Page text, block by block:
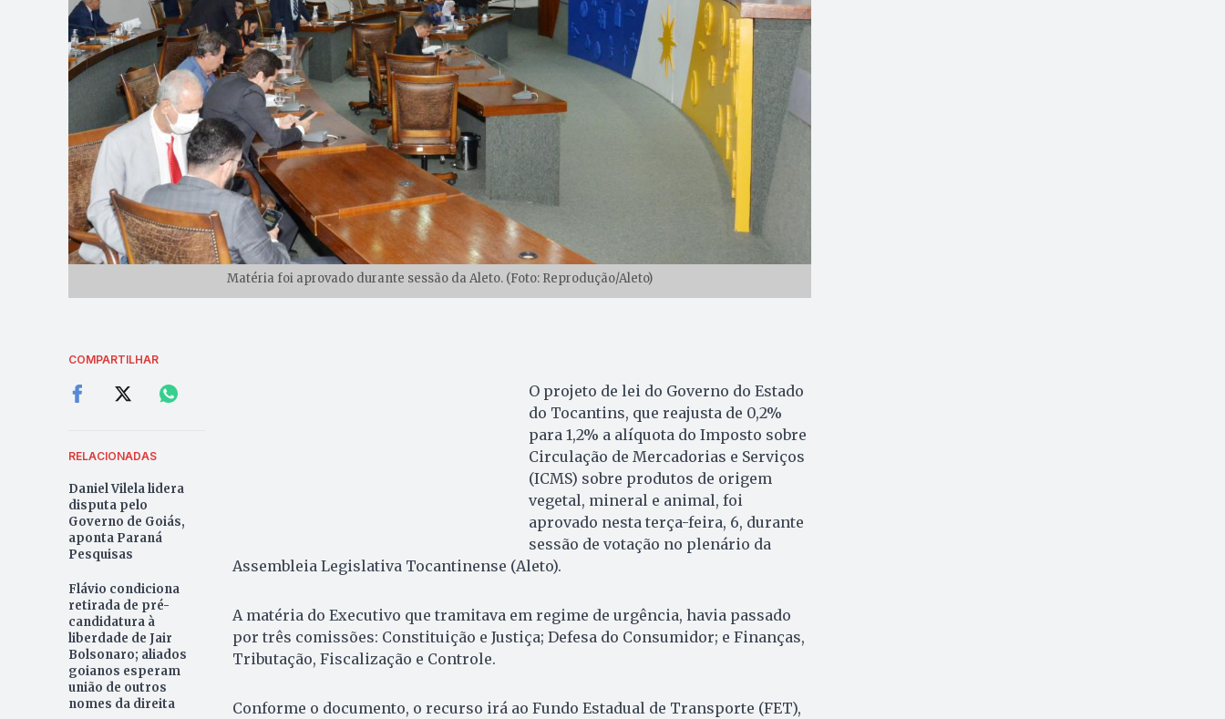
Matéria foi aprovado durante sessão da Aleto. (Foto: Reprodução/Aleto)
COMPARTILHAR
RELACIONADAS
Daniel Vilela lidera
disputa pelo
Governo de Goiás,
aponta Paraná
Pesquisas
Flávio condiciona
retirada de pré-
candidatura à
liberdade de Jair
Bolsonaro; aliados
goianos esperam
união de outros
nomes da direita
O projeto de lei do Governo do Estado
do Tocantins, que reajusta de 0,2%
para 1,2% a alíquota do Imposto sobre
Circulação de Mercadorias e Serviços
(ICMS) sobre produtos de origem
vegetal, mineral e animal, foi
aprovado nesta terça-feira, 6, durante
sessão de votação no plenário da
Assembleia Legislativa Tocantinense (Aleto).
A matéria do Executivo que tramitava em regime de urgência, havia passado
por três comissões: Constituição e Justiça; Defesa do Consumidor; e Finanças,
Tributação, Fiscalização e Controle.
Conforme o documento, o recurso irá ao Fundo Estadual de Transporte (FET),